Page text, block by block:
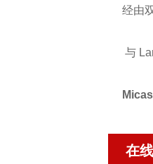
经由
与
在